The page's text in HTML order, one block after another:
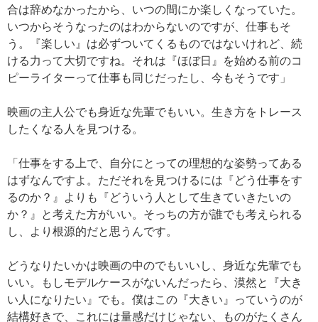
合は辞めなかったから、いつの間にか楽しくなっていた。
いつからそうなったのはわからないのですが、仕事もそ
う。『楽しい』は必ずついてくるものではないけれど、続
ける力って大切ですね。それは『ほぼ日』を始める前のコ
ピーライターって仕事も同じだったし、今もそうです」
映画の主人公でも身近な先輩でもいい。生き方をトレース
したくなる人を見つける。
「仕事をする上で、自分にとっての理想的な姿勢ってある
はずなんですよ。ただそれを見つけるには『どう仕事をす
るのか？』よりも『どういう人として生きていきたいの
か？』と考えた方がいい。そっちの方が誰でも考えられる
し、より根源的だと思うんです。
どうなりたいかは映画の中のでもいいし、身近な先輩でも
いい。もしモデルケースがないんだったら、漠然と『大き
い人になりたい』でも。僕はこの『大きい』っていうのが
結構好きで、これには量感だけじゃない、ものがたくさん